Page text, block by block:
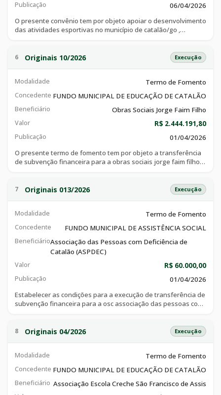
Publicação
06/04/2026
O presente convênio tem por objeto apoiar o desenvolvimento
das atividades esportivas no município de catalão/go ,
6 Originais 10/2026 Execução
Modalidade Termo de Fomento
Concedente FUNDO MUNICIPAL DE EDUCAÇÃO DE CATALÃO
Beneficiário Obras Sociais Jorge Faim Filho
Valor R$ 2.444.191,80
Publicação
01/04/2026
O presente termo de fomento tem por objeto a transferência
de subvenção financeira para a obras sociais jorge faim filho,
fundamental dos anos inicias e anos finais do município de
catalão, matriculadas na instituição, no ano letivo de 2026,
7 Originais 013/2026 Execução
Modalidade Termo de Fomento
Concedente FUNDO MUNICIPAL DE ASSISTÊNCIA SOCIAL
BeneficiárioAssociação das Pessoas com Deficiência de
Catalão (ASPDEC)
Valor R$ 60.000,00
Publicação
01/04/2026
Estabelecer as condições para a execução de transferência de
subvenção financeira para a osc associação das pessoas com
financeira do município de catalão à associação, via de
contribuição, para ser aplicada na cobertura de despesas de
8 Originais 04/2026 Execução
Modalidade Termo de Fomento
Concedente FUNDO MUNICIPAL DE EDUCAÇÃO DE CATALÃO
Beneficiário Associação Escola Creche São Francisco de Assis